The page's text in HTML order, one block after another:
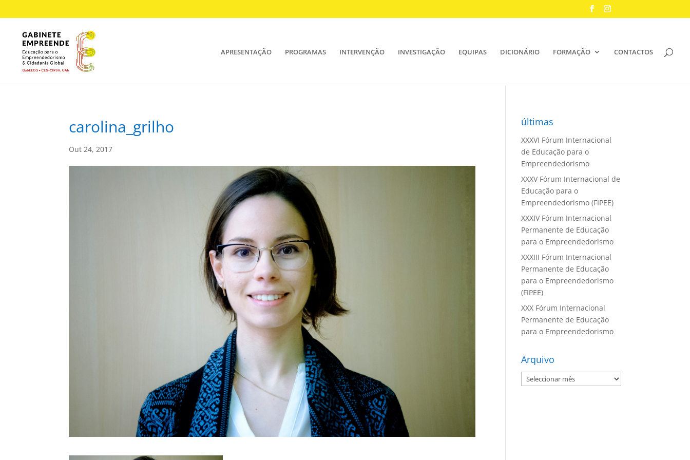
APRESENTAÇÃO PROGRAMAS INTERVENÇÃO INVESTIGAÇÃO EQUIPAS DICIONÁRIO FORMAÇÃO CONTACTOS
carolina_grilho
Out 24, 2017
últimas
XXXVI Fórum Internacional
de Educação para o
Empreendedorismo
XXXV Fórum Internacional de
Educação para o
Empreendedorismo (FIPEE)
XXXIV Fórum Internacional
Permanente de Educação
para o Empreendedorismo
XXXIII Fórum Internacional
Permanente de Educação
para o Empreendedorismo
(FIPEE)
XXX Fórum Internacional
Permanente de Educação
para o Empreendedorismo
Arquivo
Arquivo